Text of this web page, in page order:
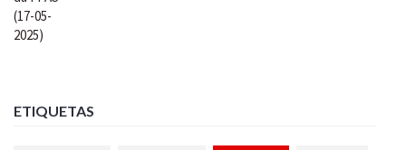
ETIQUETAS